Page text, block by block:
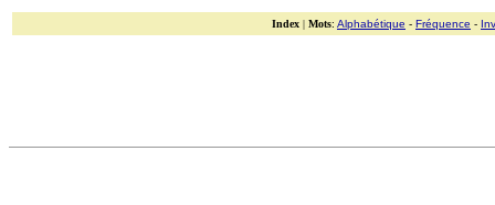
Index | Mots: Alphabétique - Fréquence -